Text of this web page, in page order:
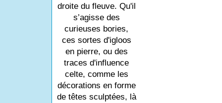
droite du fleuve. Qu'il
s’agisse des
curieuses bories,
ces sortes d'igloos
en pierre, ou des
traces d'influence
celte, comme les
décorations en forme
de têtes sculptées, là